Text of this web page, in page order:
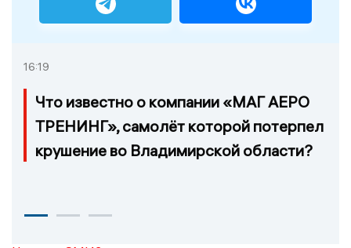
16:19
Что известно о компании «МАГ АЕРО
ТРЕНИНГ», самолёт которой потерпел
крушение во Владимирской области?